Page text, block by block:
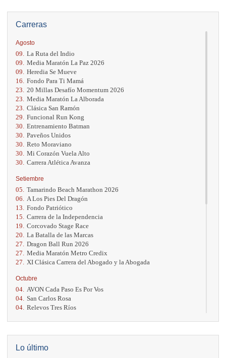
Carreras
Agosto
09. La Ruta del Indio
09. Media Maratón La Paz 2026
09. Heredia Se Mueve
16. Fondo Para Ti Mamá
23. 20 Millas Desafío Momentum 2026
23. Media Maratón La Alborada
23. Clásica San Ramón
29. Funcional Run Kong
30. Entrenamiento Batman
30. Paveños Unidos
30. Reto Moraviano
30. Mi Corazón Vuela Alto
30. Carrera Atlética Avanza
Setiembre
05. Tamarindo Beach Marathon 2026
06.
A Los Pies Del Dragón
13. Fondo Patriótico
15. Carrera de la Independencia
19. Corcovado Stage Race
20. La Batalla de las Marcas
27. Dragon Ball Run 2026
27. Media Maratón Metro Credix
27.
XI Clásica Carrera del Abogado y la Abogada
Octubre
04. AVON Cada Paso Es Por Vos
04. San Carlos Rosa
04. Relevos Tres Ríos
17. Caribe Paradise Run
18.
Casa Turire Trail Run
18. Warriors Run Circuit
Lo último